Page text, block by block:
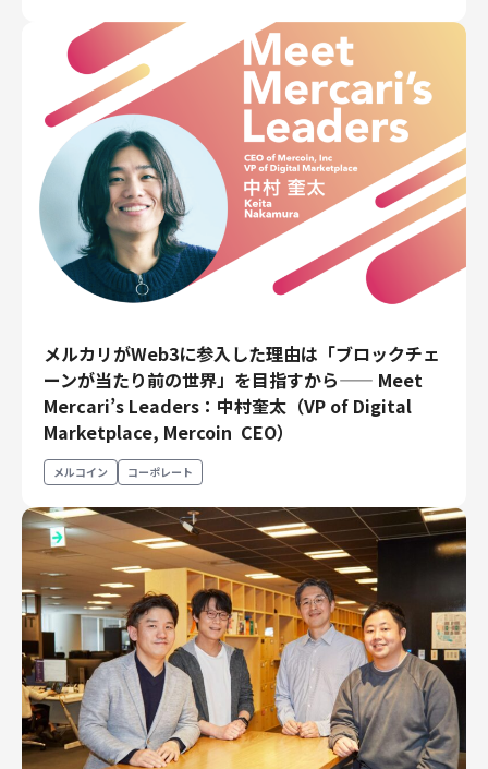
メルカリがWeb3に参入した理由は「ブロックチェ
ーンが当たり前の世界」を目指すから—— Meet
Mercari’s Leaders：中村奎太（VP of Digital
Marketplace, Mercoin CEO）
メルコイン コーポレート